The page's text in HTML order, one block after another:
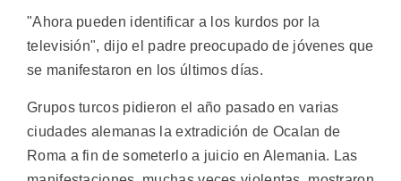
"Ahora pueden identificar a los kurdos por la
televisión", dijo el padre preocupado de jóvenes que
se manifestaron en los últimos días.
Grupos turcos pidieron el año pasado en varias
ciudades alemanas la extradición de Ocalan de
Roma a fin de someterlo a juicio en Alemania. Las